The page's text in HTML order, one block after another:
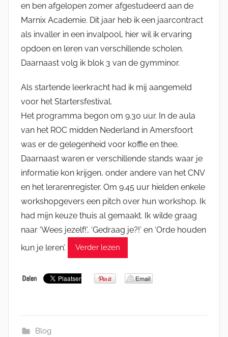
en ben afgelopen zomer afgestudeerd aan de
Marnix Academie. Dit jaar heb ik een jaarcontract
als invaller in een invalpool, hier wil ik ervaring
opdoen en leren van verschillende scholen.
Daarnaast volg ik blok 3 van de gymminor.
Als startende leerkracht had ik mij aangemeld
voor het Startersfestival.
Het programma begon om 9.30 uur. In de aula
van het ROC midden Nederland in Amersfoort
was er de gelegenheid voor koffie en thee.
Daarnaast waren er verschillende stands waar je
informatie kon krijgen, onder andere van het CNV
en het lerarenregister. Om 9.45 uur hielden enkele
workshopgevers een pitch over hun workshop. Ik
had mijn keuze thuis al gemaakt. Ik wilde graag
naar ‘Wees jezelf!’, ‘Gedraag je?!’ en ‘Orde houden
kun je leren’.
Verder lezen
Blog